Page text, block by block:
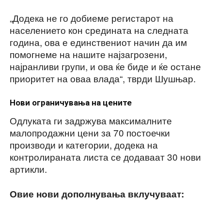
„Додека не го добиеме регистарот на
населението кон средината на следната
година, ова е единствениот начин да им
помогнеме на нашите најзагрозени,
најранливи групи, и ова ќе биде и ќе остане
приоритет на оваа влада“, тврди Шушњар.
Нови ограничувања на цените
Одлуката ги задржува максималните
малопродажни цени за 70 постоечки
производи и категории, додека на
контролираната листа се додаваат 30 нови
артикли.
Овие нови дополнувања вклучуваат: